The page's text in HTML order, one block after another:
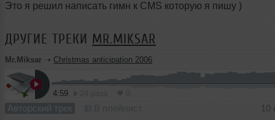
Это я решил написать гимн к CMS которую я пишу )
ДРУГИЕ ТРЕКИ MR.MIKSAR
Mr.Miksar ➝ Christmas anticipation 2006
4:59
Авторский трек 10